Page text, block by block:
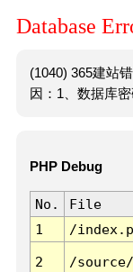
Database
(1040) 365建站
因：1、数据库
PHP Debug
No. File
1
/
2 /